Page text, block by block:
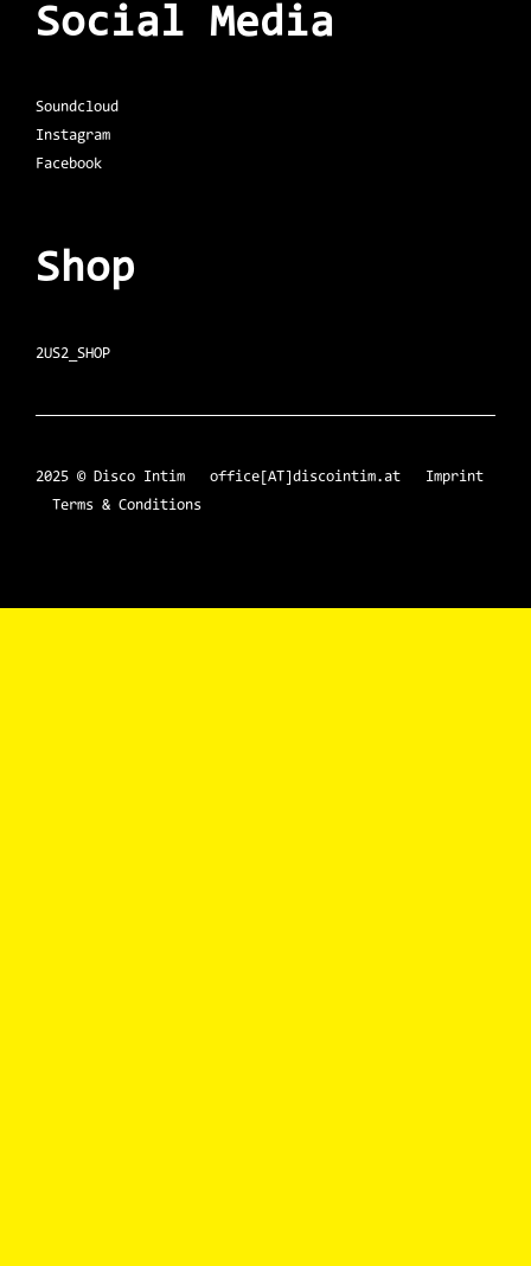
Social Media
Soundcloud
Instagram
Facebook
Shop
2US2_SHOP
2025 © Disco Intim office[AT]discointim.at Imprint
Terms & Conditions